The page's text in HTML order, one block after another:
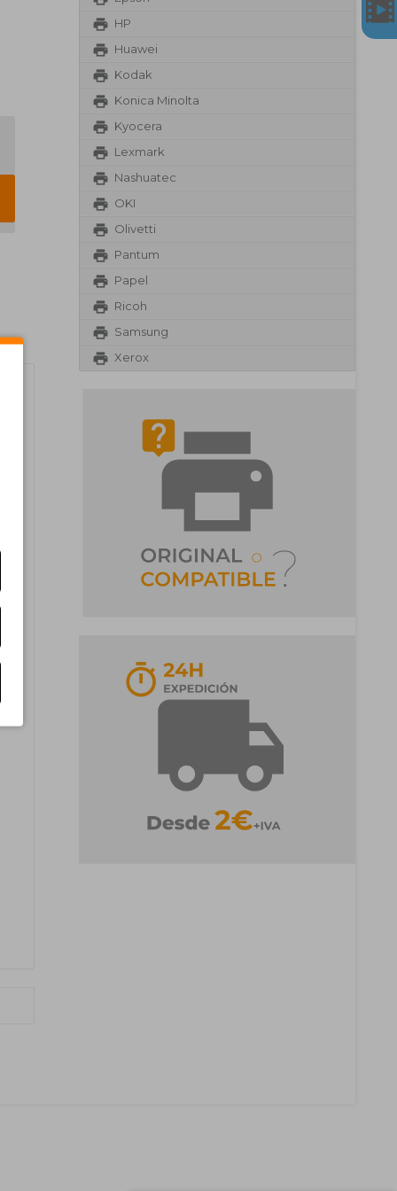
HP
Huawei
Kodak
Konica Minolta
Kyocera
Lexmark
Nashuatec
OKI
Olivetti
Pantum
Papel
Ricoh
Samsung
Xerox